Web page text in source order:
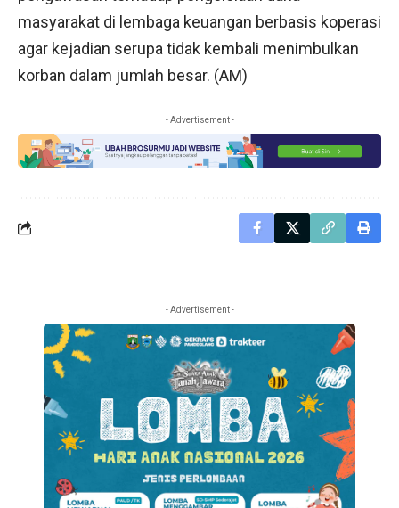
masyarakat di lembaga keuangan berbasis koperasi
agar kejadian serupa tidak kembali menimbulkan
korban dalam jumlah besar. (AM)
- Advertisement -
- Advertisement -